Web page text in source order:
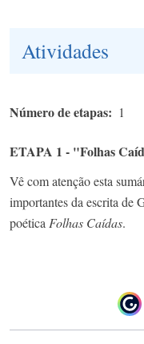
Atividades
Número de etapas 1
ETAPA 1 - "Folhas
Vê com atenção esta
importantes da escrita de
poética Folhas Caídas.